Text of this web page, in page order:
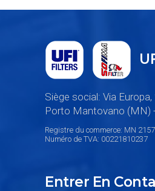
Siège social: Via
Porto Mantovano (MN)
Registre du commerce: MN
Numéro de TVA: 00221810237
Entrer En